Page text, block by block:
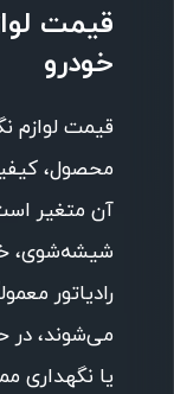
قیمت
خودرو
قیمت لوازم
محصول،
آن متغیر
شیشه‌شوی،
رادیاتور
می‌شوند، در
یا نگهداری